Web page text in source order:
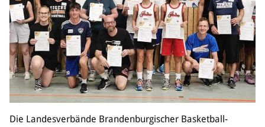
Die Landesverbände Brandenburgischer Basketball-